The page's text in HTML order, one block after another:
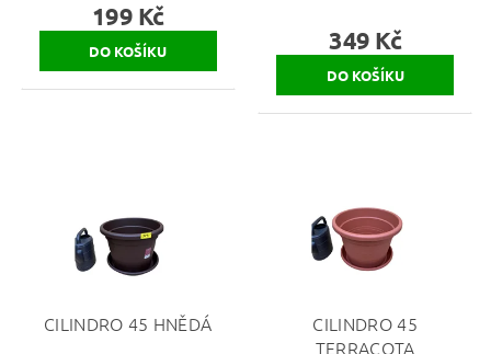
199 Kč
349 Kč
CILINDRO 45 HNĚDÁ
CILINDRO 45
TERRACOTA